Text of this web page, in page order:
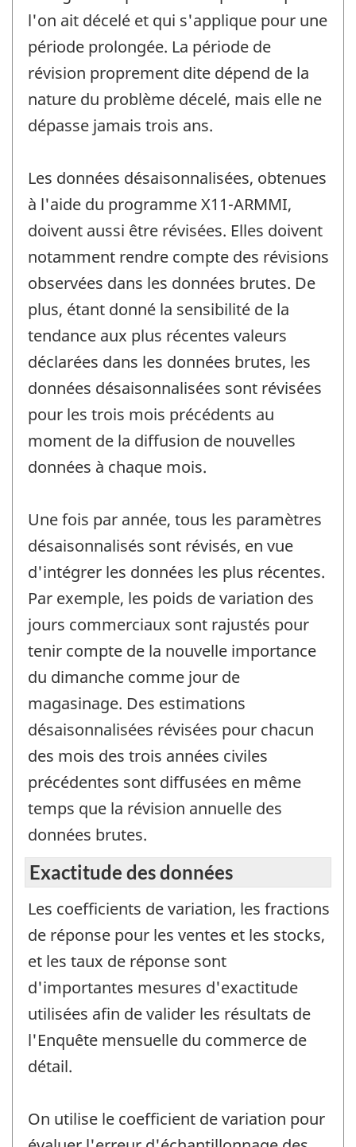
l'on ait décelé et qui s'applique pour une
période prolongée. La période de
révision proprement dite dépend de la
nature du problème décelé, mais elle ne
dépasse jamais trois ans.
Les données désaisonnalisées, obtenues
à l'aide du programme X11-ARMMI,
doivent aussi être révisées. Elles doivent
notamment rendre compte des révisions
observées dans les données brutes. De
plus, étant donné la sensibilité de la
tendance aux plus récentes valeurs
déclarées dans les données brutes, les
données désaisonnalisées sont révisées
pour les trois mois précédents au
moment de la diffusion de nouvelles
données à chaque mois.
Une fois par année, tous les paramètres
désaisonnalisés sont révisés, en vue
d'intégrer les données les plus récentes.
Par exemple, les poids de variation des
jours commerciaux sont rajustés pour
tenir compte de la nouvelle importance
du dimanche comme jour de
magasinage. Des estimations
désaisonnalisées révisées pour chacun
des mois des trois années civiles
précédentes sont diffusées en même
temps que la révision annuelle des
données brutes.
Exactitude des données
Les coefficients de variation, les fractions
de réponse pour les ventes et les stocks,
et les taux de réponse sont
d'importantes mesures d'exactitude
utilisées afin de valider les résultats de
l'Enquête mensuelle du commerce de
détail.
On utilise le coefficient de variation pour